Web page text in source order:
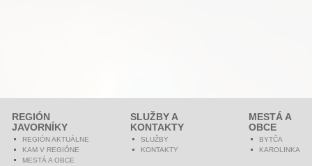
REGIÓN
JAVORNÍKY
REGIÓN AKTUÁLNE
KAM V REGIÓNE
MESTÁ A OBCE
SLUŽBY A
KONTAKTY
SLUŽBY
KONTAKTY
MESTÁ A
OBCE
BYTČA
KAROLINKA